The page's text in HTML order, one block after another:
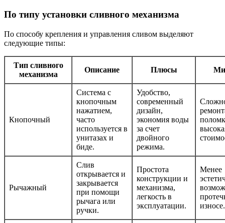
По типу установки сливного механизма
По способу крепления и управления сливом выделяют
следующие типы:
Тип сливного
механизма
Описание Плюсы
Кнопочный
Система с
кнопочным
нажатием,
часто
используется в
унитазах и
биде.
Удобство,
современный
дизайн,
экономия воды
за счет
двойного
режима.
Рычажный
Слив
открывается и
закрывается
при помощи
рычага или
ручки.
Простота
конструкции и
механизма,
легкость в
эксплуатации.
Менее
износе.